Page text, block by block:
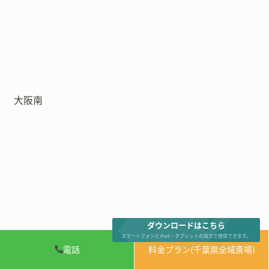
電話 料金プラン(千葉県全域斎場)
大阪南
ダウンロードはこちら
スマートフォンとiPad・タブレットの両方で使用できます。